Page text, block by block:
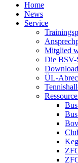
Home
News
Service
Mitglied
Die BSV-
ÜL-